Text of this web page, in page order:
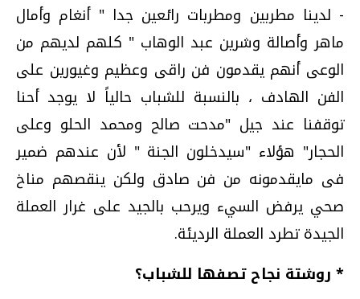
- لدينا مطربين ومطربات رائعين جدا " أنغام وأمال
ماهر وأصالة وشرين عبد الوهاب " كلهم لديهم من
الوعى أنهم يقدمون فن راقى وعظيم وغيورين على
الفن الهادف ، بالنسبة للشباب حالياً لا يوجد أحنا
توقفنا عند جيل "مدحت صالح ومحمد الحلو وعلى
الحجار" هؤلاء "سيدخلون الجنة " لأن عندهم ضمير
فى مايقدمونه من فن صادق ولكن ينقصهم مناخ
صحي يرفض السيء ويرحب بالجيد على غرار العملة
الجيدة تطرد العملة الرديئة.
* روشتة نجاح تصفها للشباب؟